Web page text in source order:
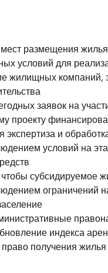
размещения
условий для
жилищных компаний,
заявок на
проекту
экспертиза и
условий на
субсидируемое
ограничений
индекса
получения жилья